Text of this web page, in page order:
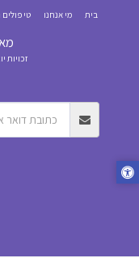
זכויות יוצרים ©
בית מי אנחנו טיפולים